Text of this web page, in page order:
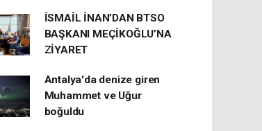
İSMAİL İNAN’DAN BTSO
BAŞKANI MEÇİKOĞLU’NA
ZİYARET
Antalya'da denize giren
Muhammet ve Uğur
boğuldu